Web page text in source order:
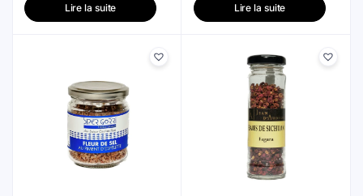
Lire la suite Lire la suite